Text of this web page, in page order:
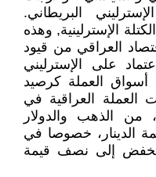
البريطاني.
الإسترلينية, وهذه
العراقي من قيود
على الإسترليني
العملة كرصيد
العملة العراقية في
من الذهب والدولار
الدينار، خصوصا في
انخفض إلى نصف قيمة